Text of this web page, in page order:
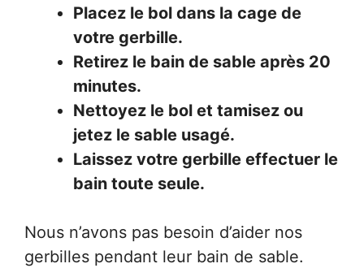
Placez le bol dans la cage de
votre gerbille.
Retirez le bain de sable après 20
minutes.
Nettoyez le bol et tamisez ou
jetez le sable usagé.
Laissez votre gerbille effectuer le
bain toute seule.
Nous n’avons pas besoin d’aider nos
gerbilles pendant leur bain de sable.